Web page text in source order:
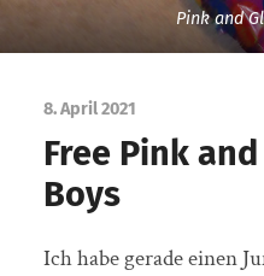
Pink and
8. April 2021
Free Pink
Boys
Ich habe gerade einen